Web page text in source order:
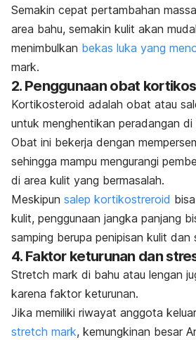
Semakin cepat pertambahan
area bahu, semakin kulit akan
menimbulkan bekas luka yang
mark.
2. Penggunaan obat
Kortikosteroid adalah obat atau
untuk menghentikan peradangan di
Obat ini bekerja dengan
sehingga mampu mengurangi
di area kulit yang bermasalah.
Meskipun salep kortikostreroid
kulit, penggunaan jangka panjang
samping berupa penipisan kulit dan
4. Faktor keturunan dan
Stretch mark di bahu atau lengan
karena faktor keturunan.
Jika memiliki riwayat anggota
stretch mark, kemungkinan besar